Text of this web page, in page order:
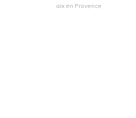
aix en Provence